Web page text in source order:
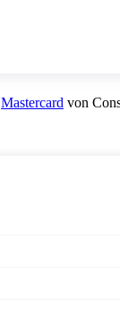
Mastercard von